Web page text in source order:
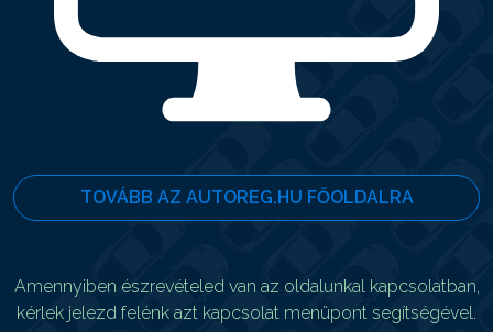
TOVÁBB AZ AUTOREG.HU FŐOLDALRA
Amennyiben észrevételed van az oldalunkal kapcsolatban,
kérlek jelezd felénk azt kapcsolat menüpont segítségével.